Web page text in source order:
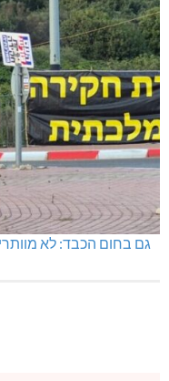
היכל שלמה, מעלות: עונת 26-27